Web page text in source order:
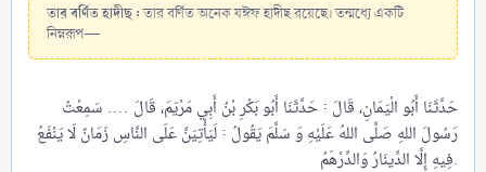
তার বর্ণিত হাদীছ :তার বর্ণিত অনেক যঈফ হাদীছ রয়েছে। তন্মধ্যে একটি
নিম্নরূপ—
حَدَّثَنَا أَبُو الْيَمَانِ، قَالَ : حَدَّثَنَا أَبُو بَكْرِ بْنُ أَبِي مَرْيَمَ، قَالَ …. سَمِعْتُ
رَسُولَ اللهِ صَلَّى اللهُ عَلَيْهِ وَ سَلَّمَ يَقُولُ : لَيَأْتِيَنَّ عَلَى النَّاسِ زَمَانٌ لَا يَنْفَعُ
فِيهِ إِلَّا الدِّينَارُ وَالدِّرْهَمُ.​